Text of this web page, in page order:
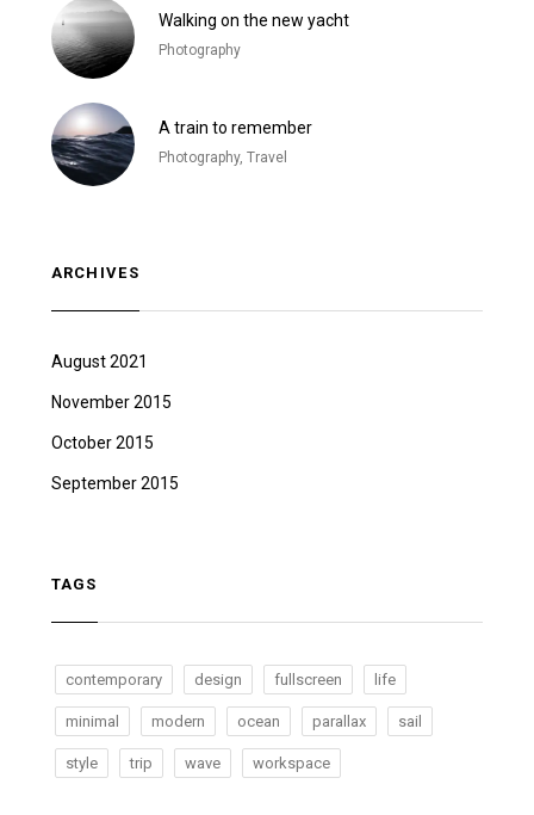
Walking on the new yacht
Photography
A train to remember
Photography, Travel
ARCHIVES
August 2021
November 2015
October 2015
September 2015
TAGS
contemporary design fullscreen life
minimal modern ocean parallax sail
style trip wave workspace